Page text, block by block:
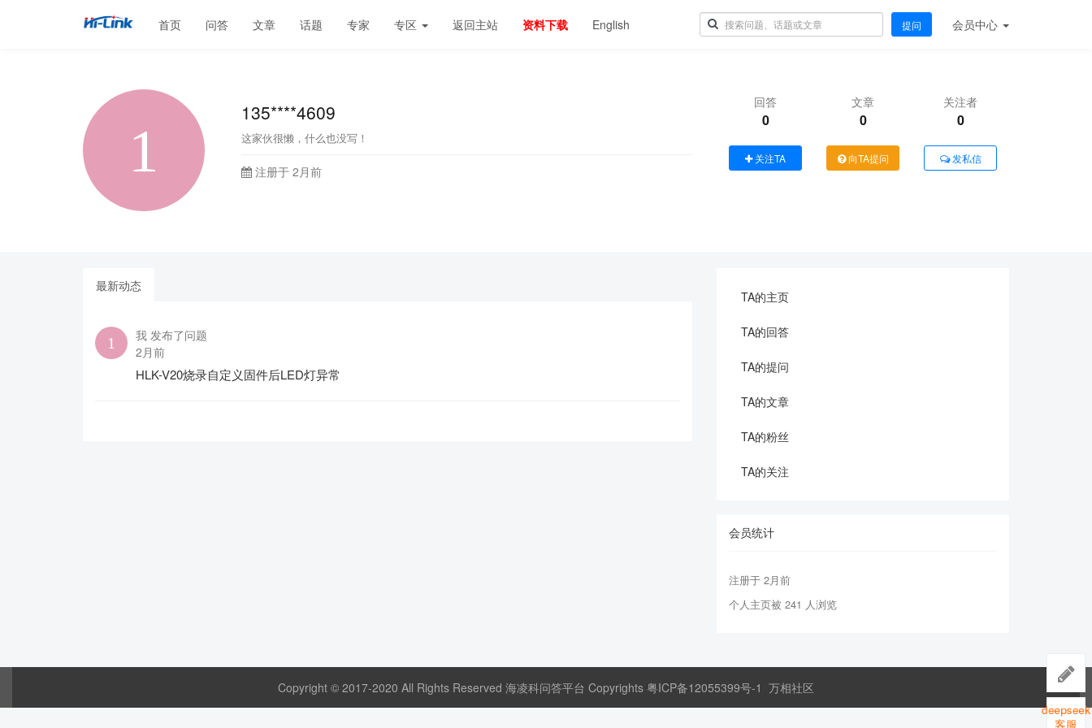
首页 问答 文章 话题 专家 专区 返回主站 资料下载 English 提问 会员中心
135****4609
这家伙很懒，什么也没写！
注册于 2月前
回答
0
文章
0
关注者
0
关注TA 向TA提问 发私信
最新动态
我 发布了问题
2月前
HLK-V20烧录自定义固件后LED灯异常
TA的主页
TA的回答
TA的提问
TA的文章
TA的粉丝
TA的关注
会员统计
注册于 2月前
个人主页被 241 人浏览
Copyright © 2017-2020 All Rights Reserved 海凌科问答平台 Copyrights 粤ICP备12055399号-1 万相社区
deepseek
客服